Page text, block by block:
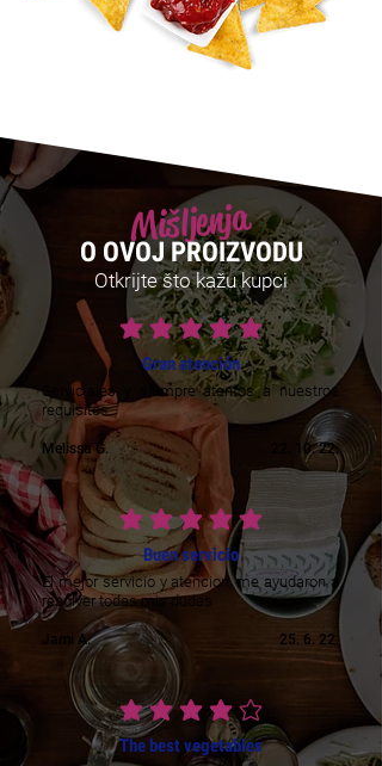
Mišljenja
O OVOJ PROIZVODU
Otkrijte što kažu kupci
prosječna ocjena je 5 od 5
Gran atención
Serviciales y siempre atentos a nuestros
requisitos
Melissa G. 22. 10. 22.
prosječna ocjena je 5 od 5
Buen servicio
El mejor servicio y atencion, me ayudaron a
resolver todas mis dudas
Jami A. 25. 6. 22.
prosječna ocjena je 4 od 5
The best vegetables